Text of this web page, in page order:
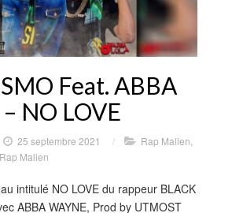
Feat. ABBA
NO LOVE
25 septembre 2021 / Rap Malien
Malien
intitulé NO LOVE du rappeur BLACK
ABBA WAYNE, Prod by UTMOST